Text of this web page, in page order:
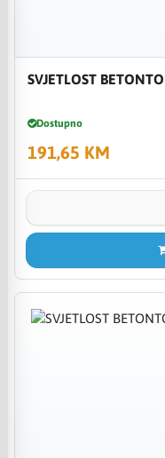
SVJETLOST
Dostupno
191,65 KM